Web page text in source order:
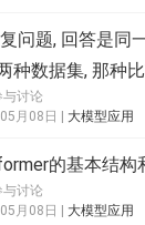
问题, 回答是同
种数据集, 那种
讨论
月08日 | 大模型应用
的基本结构
讨论
月08日 | 大模型应用